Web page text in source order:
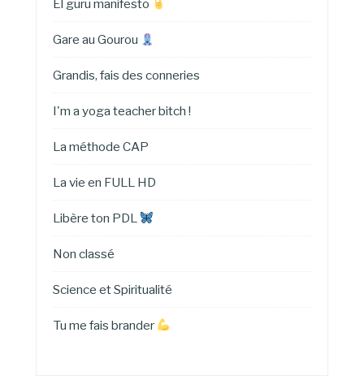
El guru manifesto
Gare au Gourou
Grandis, fais des conneries
I'm a yoga teacher bitch !
La méthode CAP
La vie en FULL HD
Libère ton PDL
Non classé
Science et Spiritualité
Tu me fais brander